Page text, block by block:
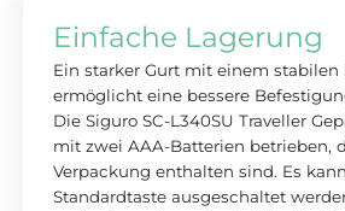
Einfache Lagerung
Ein starker Gurt mit einem stabilen
ermöglicht eine bessere
Die Siguro SC-L340SU Traveller
mit zwei AAA-Batterien betrieben,
Verpackung enthalten sind. Es
Standardtaste ausgeschaltet